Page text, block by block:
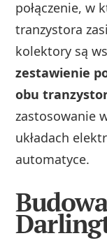
połączenie, w
tranzystora
kolektory są
zestawienie
obu
zastosowanie
układach
automatyce.